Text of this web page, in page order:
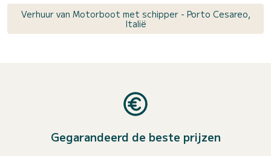
Verhuur van Motorboot met schipper - Porto Cesareo,
Italië
Gegarandeerd de beste prijzen